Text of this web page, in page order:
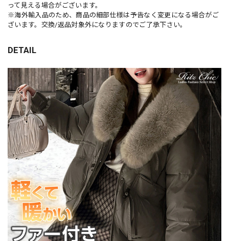
って見える場合がございます。
※海外輸入品のため、商品の細部仕様は予告なく変更になる場合がご
ざいます。交換/返品対象外になりますのでご了承下さい。
DETAIL